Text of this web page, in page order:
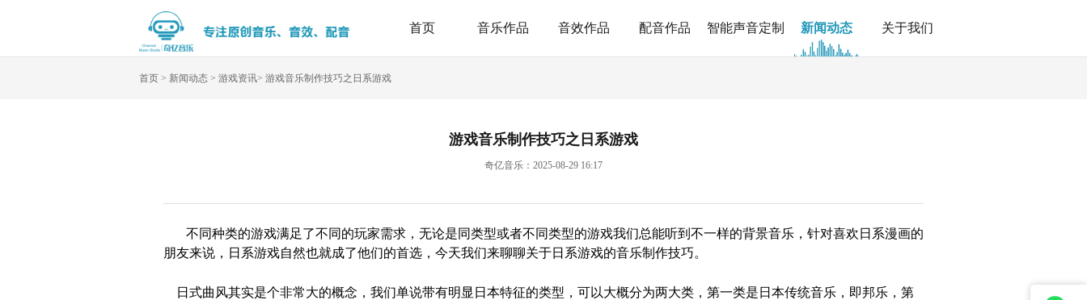
首页 音乐作品 音效作品 配音作品 智能声音定制 新闻动态 关于我们
首页 > 新闻动态 > 游戏资讯> 游戏音乐制作技巧之日系游戏
游戏音乐制作技巧之日系游戏
奇亿音乐：2025-08-29 16:17
不同种类的游戏满足了不同的玩家需求，无论是同类型或者不同类型的游戏我们总能听到不一样的背景音乐，针对喜欢日系漫画的
朋友来说，日系游戏自然也就成了他们的首选，今天我们来聊聊关于日系游戏的音乐制作技巧。
日式曲风其实是个非常大的概念，我们单说带有明显日本特征的类型，可以大概分为两大类，第一类是日本传统音乐，即邦乐，第